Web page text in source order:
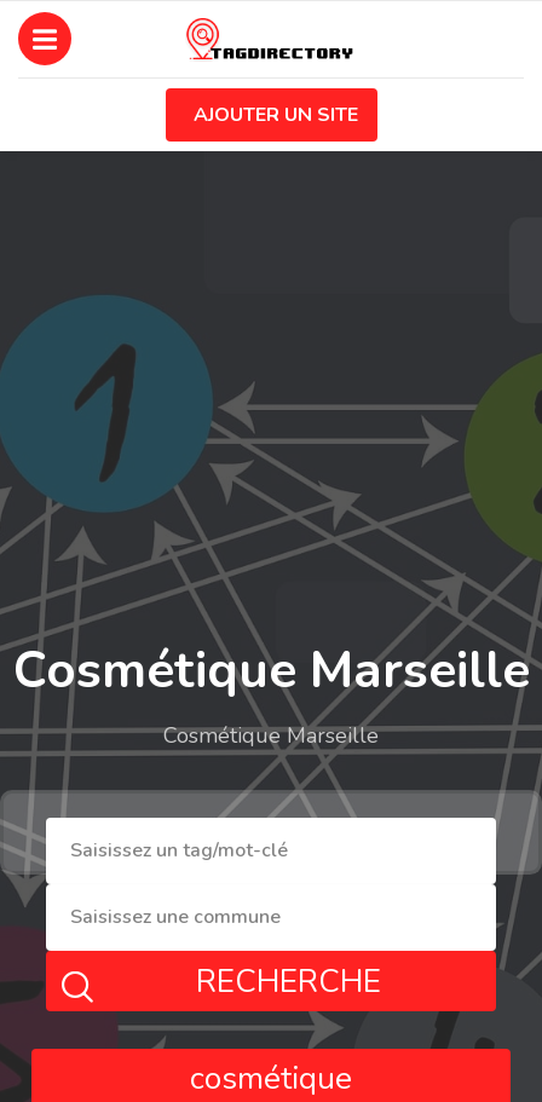
AJOUTER UN SITE
Cosmétique Marseille
Cosmétique Marseille
RECHERCHE
cosmétique